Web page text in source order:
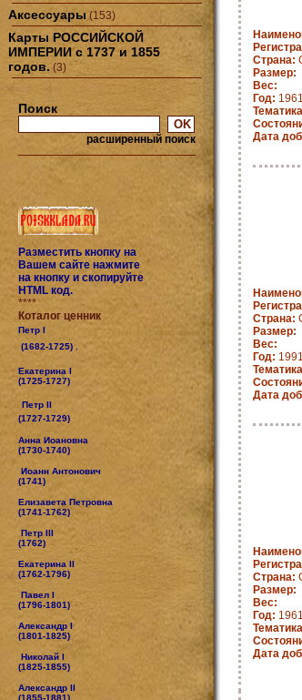
Аксессуары (153)
Карты РОССИЙСКОЙ
ИМПЕРИИ с 1737 и 1855
годов. (3)
Поиск
расширенный поиск
Разместить кнопку на
Вашем сайте нажмите
на кнопку и скопируйте
HTML код.
****
Коталог ценник
Петр I
(1682-1725) .
Екатерина I
(1725-1727)
Петр II
(1727-1729)
Анна Иоановна
(1730-1740)
Иоанн Антонович
(1741)
Елизавета Петровна
(1741-1762)
Петр III
(1762)
Екатерина II
(1762-1796)
Павел I
(1796-1801)
Александр I
(1801-1825)
Николай I
(1825-1855)
Александр II
(1855-1881)
Страна:
Размер:
Вес:
Год: 1961
Дата
Страна:
Размер:
Вес:
Год: 1991
Дата
Страна:
Размер:
Вес:
Год: 1961
Дата